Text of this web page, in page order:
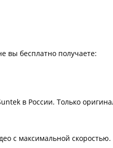
вы бесплатно получаете:
в России. Только
с максимальной скоростью.